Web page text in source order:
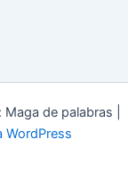
de palabras |
WordPress